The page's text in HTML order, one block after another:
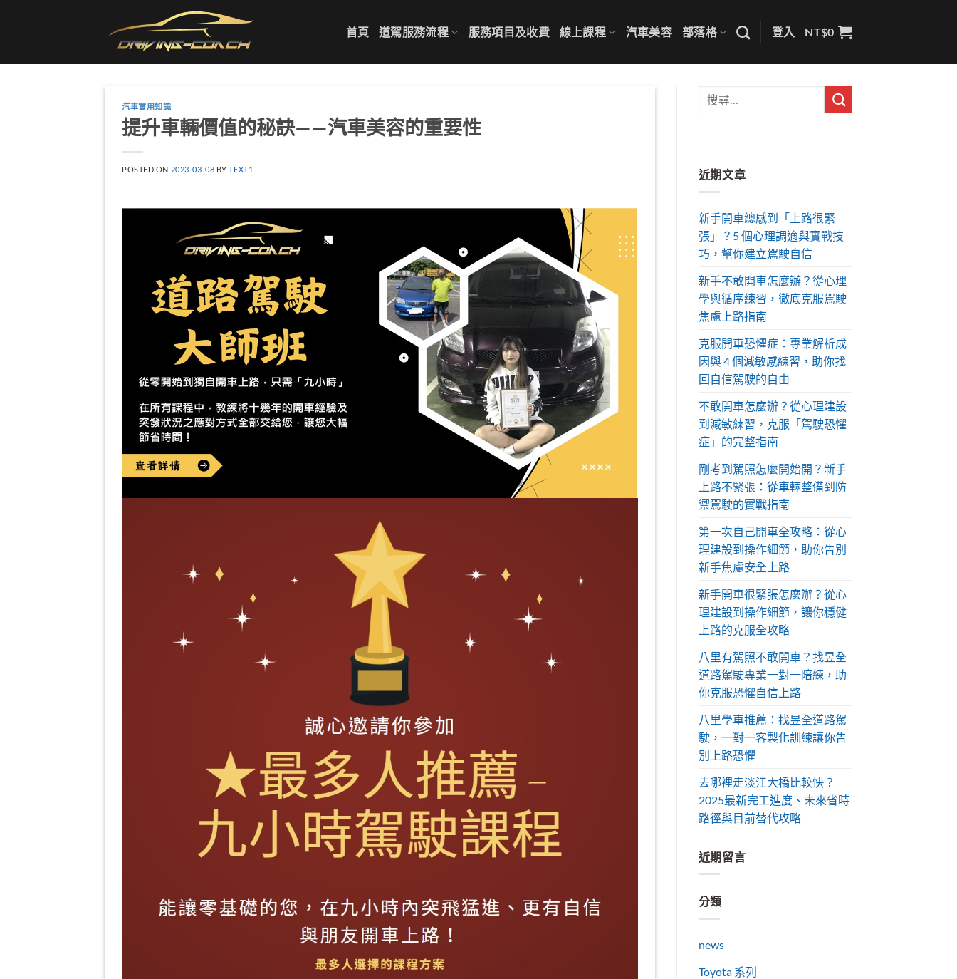
首頁 道駕服務流程 服務項目及收費 線上課程 汽車美容 部落格 登入 NT$0
汽車實用知識
提升車輛價值的秘訣——汽車美容的重要性
POSTED ON 2023-03-08 BYTEXT1 近期文章
新手開車總感到「上路很緊
張」？5 個心理調適與實戰技
巧，幫你建立駕駛自信
新手不敢開車怎麼辦？從心理
學與循序練習，徹底克服駕駛
焦慮上路指南
克服開車恐懼症：專業解析成
因與 4 個減敏感練習，助你找
回自信駕駛的自由
不敢開車怎麼辦？從心理建設
到減敏練習，克服「駕駛恐懼
症」的完整指南
剛考到駕照怎麼開始開？新手
上路不緊張：從車輛整備到防
禦駕駛的實戰指南
第一次自己開車全攻略：從心
理建設到操作細節，助你告別
新手焦慮安全上路
新手開車很緊張怎麼辦？從心
理建設到操作細節，讓你穩健
上路的克服全攻略
八里有駕照不敢開車？找昱全
道路駕駛專業一對一陪練，助
你克服恐懼自信上路
八里學車推薦：找昱全道路駕
駛，一對一客製化訓練讓你告
別上路恐懼
去哪裡走淡江大橋比較快？
2025最新完工進度、未來省時
路徑與目前替代攻略
近期留言
分類
news
Toyota 系列